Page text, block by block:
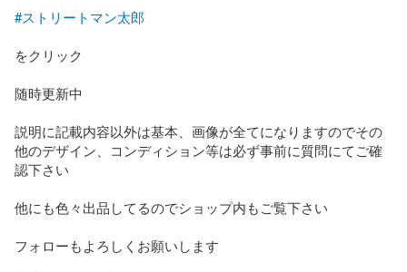
#ストリートマン太郎
をクリック
随時更新中
説明に記載内容以外は基本、画像が全てになりますのでその
他のデザイン、コンディション等は必ず事前に質問にてご確
認下さい
他にも色々出品してるのでショップ内もご覧下さい
フォローもよろしくお願いします